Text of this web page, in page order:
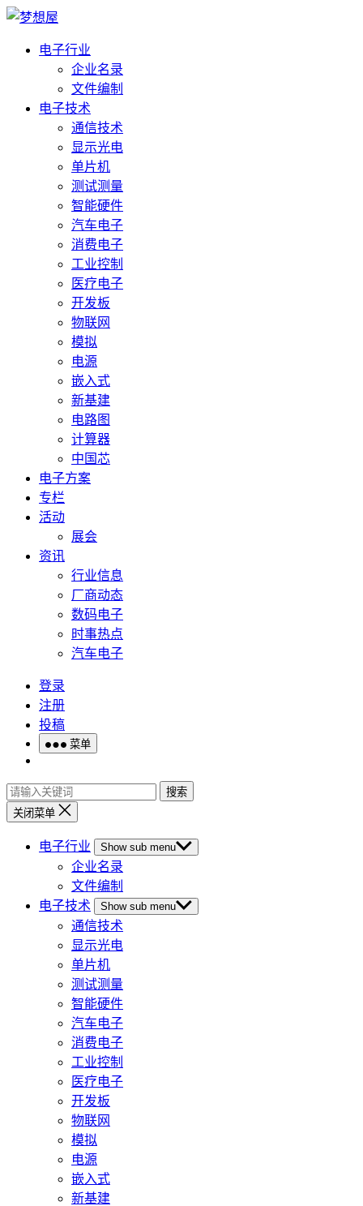
电子行业
企业名录
文件编制
电子技术
通信技术
显示光电
单片机
测试测量
智能硬件
汽车电子
消费电子
工业控制
医疗电子
开发板
物联网
模拟
电源
嵌入式
新基建
电路图
计算器
中国芯
电子方案
专栏
活动
展会
资讯
行业信息
厂商动态
数码电子
时事热点
汽车电子
登录
注册
投稿
菜单
搜索
关闭菜单
电子行业 Show sub menu
企业名录
文件编制
电子技术
Show sub menu
通信技术
显示光电
单片机
测试测量
智能硬件
汽车电子
消费电子
工业控制
医疗电子
开发板
物联网
模拟
电源
嵌入式
新基建